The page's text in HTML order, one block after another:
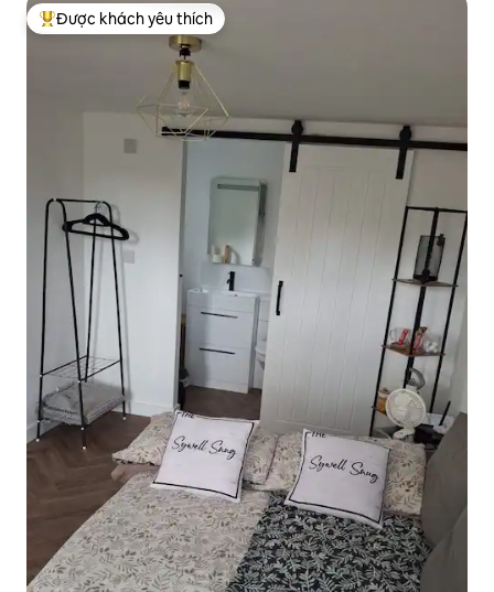
Được khách yêu thích nhất
Được khách yêu thích